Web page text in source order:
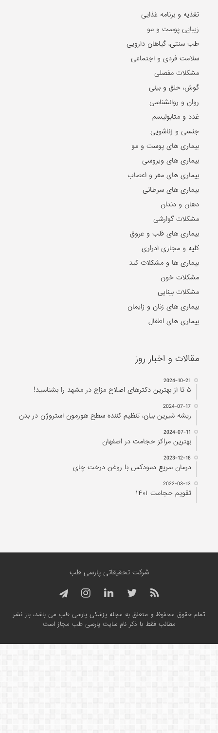
تغذیه و برنامه غذایی
زیبایی پوست و مو
طب سنتی، گیاهان دارویی
سلامت فردی و اجتماعی
مشکلات مفصلی
گوش، حلق و بینی
روان و روانشناسی
غدد و متابولیسم
جنسی و زناشویی
بیماری های پوست و مو
بیماری های ویروسی
بیماری های مغز و اعصاب
بیماری های سرطانی
دهان و دندان
مشکلات گوارشی
بیماری های قلب و عروق
کلیه و مجاری ادراری
بیماری ها و مشکلات کبد
مشکلات خون
مشکلات بینایی
بیماری های زنان و زایمان
بیماری های اطفال
مقالات و اخبار روز
2024-10-21
۵ تا از بهترین دکتر‌های اصلاح مزاج در مشهد را بشناسید!
2024-07-17
ریشه شیرین بیان، تنظیم کننده سطح هورمون استروژن در بدن
2024-07-11
بهترین مراکز حجامت در اصفهان
2023-12-18
درمان سریع دمودکس با روغن درخت چای
2022-03-13
تقویم حجامت ۱۴۰۱
شرکت تحقیقاتی پارسی طب
تمام حقوق محفوظ و متعلق به مجله پزشکی پارسی طب می باشد، باز نشر
مطالب فقط با ذکر نام سایت پارسی طب مجاز است